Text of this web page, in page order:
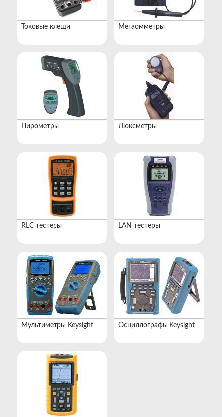
Токовые клещи Мегаомметры
Пирометры Люксметры
RLC тестеры LAN тестеры
Мультиметры Keysight Осциллографы Keysight